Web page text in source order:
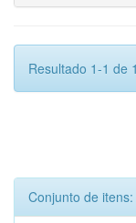
Resultado 1-1 de
Conjunto de itens: